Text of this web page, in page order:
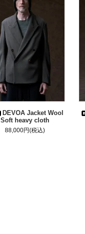
DEVOA Jacket Wool
Soft heavy cloth
88,000円(税込)